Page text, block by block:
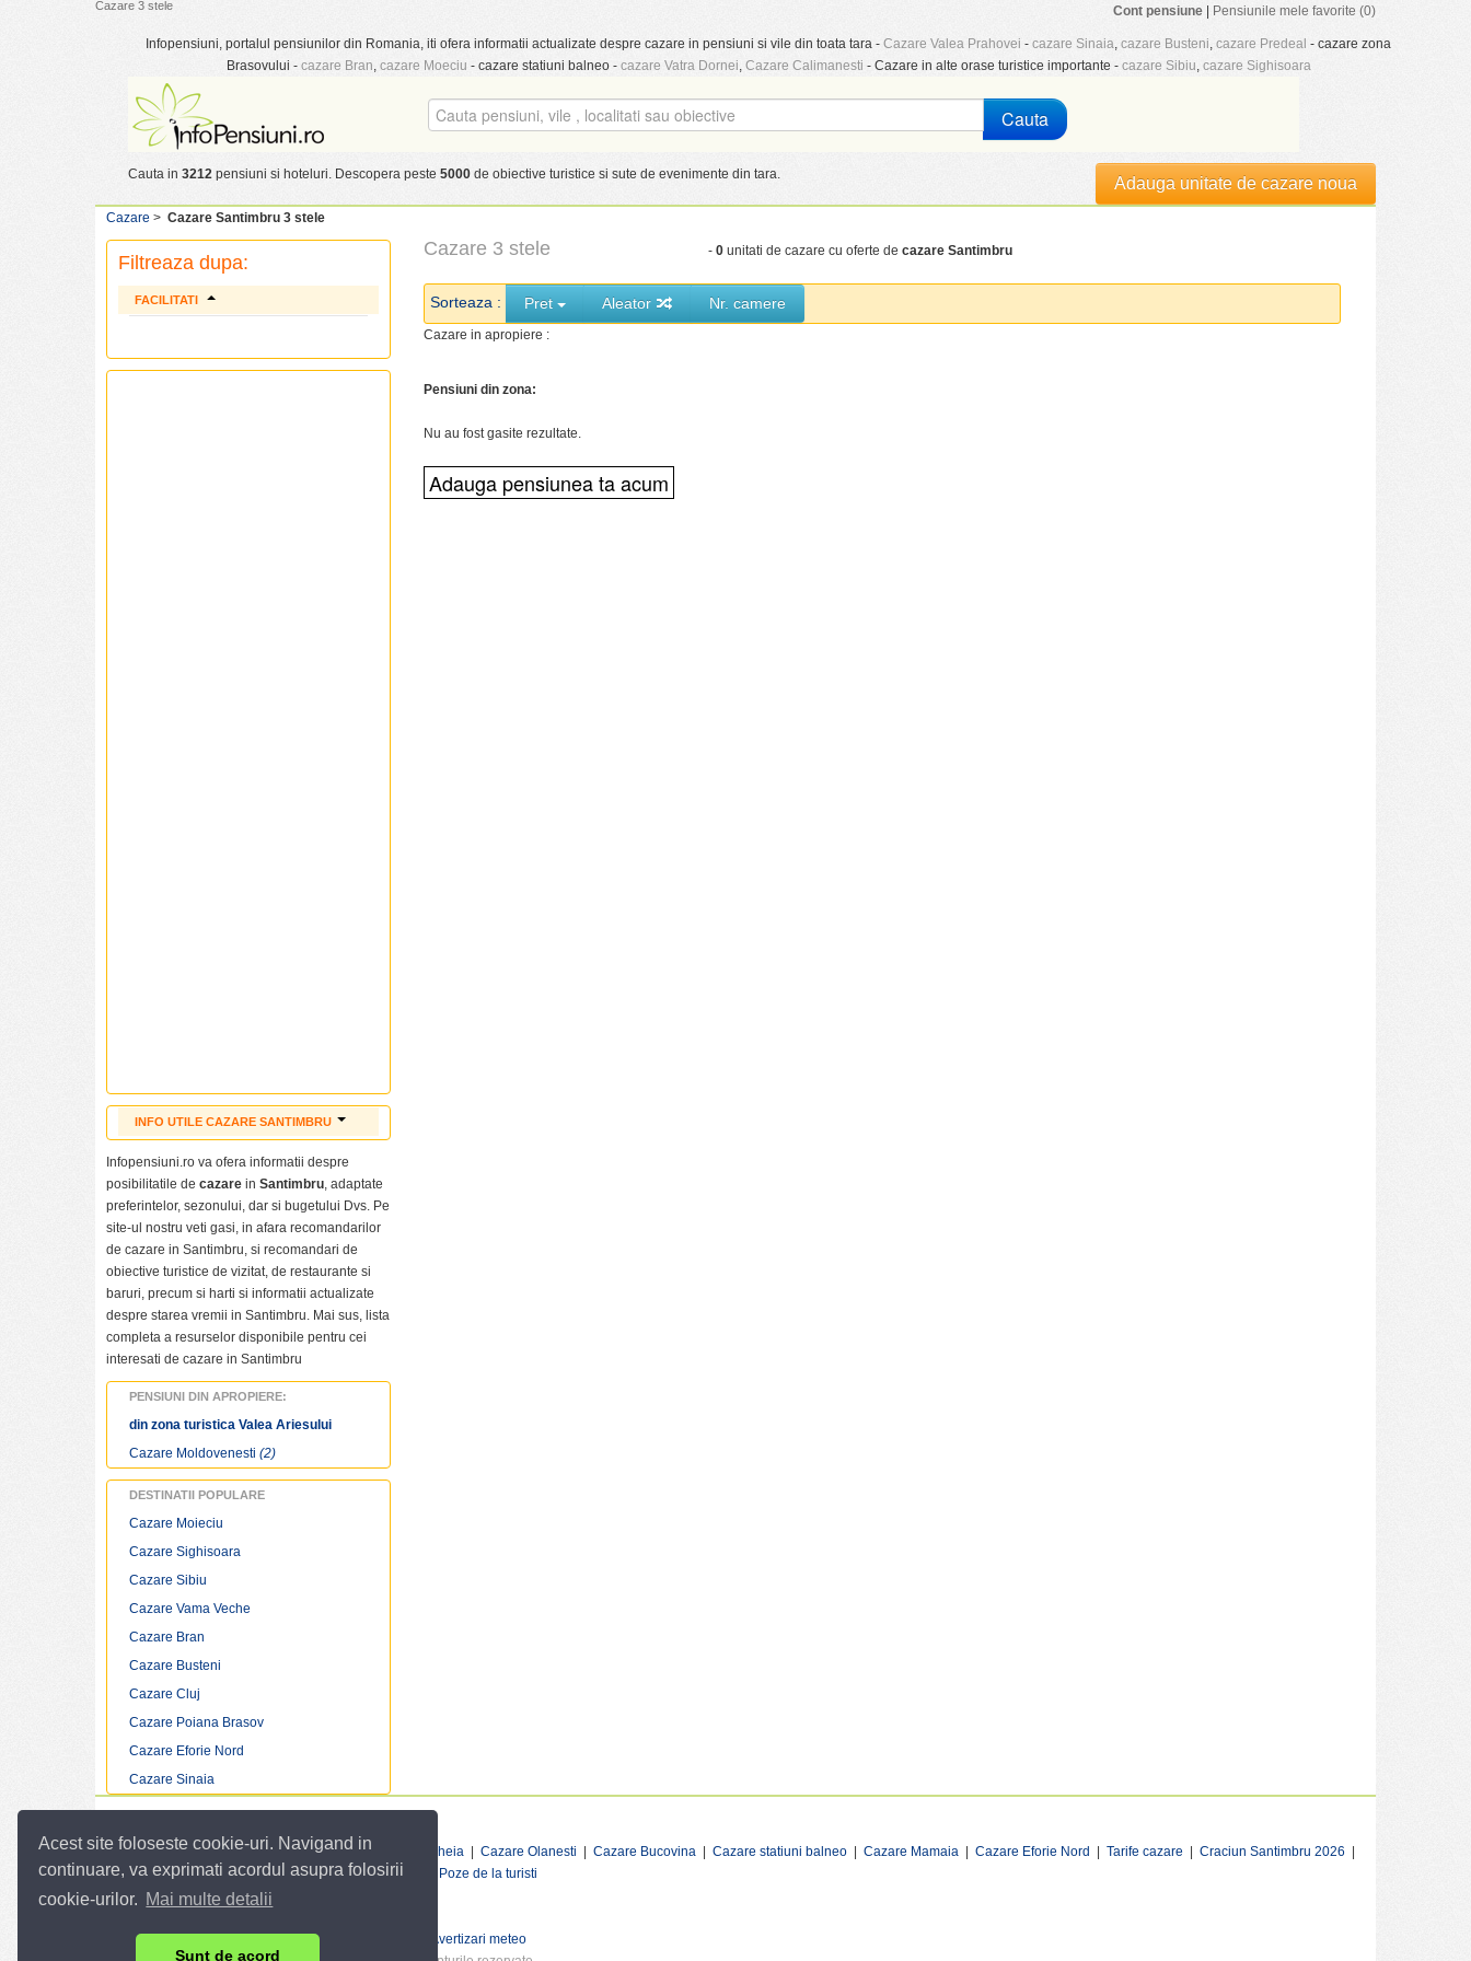
Acest site foloseste cookie-uri. Navigand in
continuare, va exprimati acordul asupra folosirii
cookie-urilor. Mai multe detalii
Sunt de acord
Cazare 3 stele Cont pensiune Pensiunile mele favorite (0)
Infopensiuni, portalul pensiunilor din Romania, iti ofera informatii actualizate despre cazare in pensiuni si vile din toata tara - Cazare Valea Prahovei - cazare Sinaia, cazare Busteni, cazare Predeal - cazare zona
Brasovului - cazare Bran, cazare Moeciu - cazare statiuni balneo - cazare Vatra Dornei, Cazare Calimanesti - Cazare in alte orase turistice importante - cazare Sibiu, cazare Sighisoara
Cauta
Cauta in 3212 pensiuni si hoteluri. Descopera peste 5000 de obiective turistice si sute de evenimente din tara. Adauga unitate de cazare noua
Cazare > Cazare Santimbru 3 stele
Filtreaza dupa:
FACILITATI
INFO UTILE CAZARE SANTIMBRU
Cazare ieftina Santimbru
Cazare Santimbru
Pensiuni ieftine Santimbru
Pensiuni cu piscina Santimbru
Tarife cazare Santimbru
Cazare pensiuni Santimbru
Cazare vile Santimbru
Cazare hoteluri Santimbru
Revelion Santimbru
Craciun Santimbru
Paste Santimbru
InformatiiSantimbru
Obiective turistice Santimbru
Sarbatori traditionale Santimbru
Restaurante si cluburi Santimbru
Harta Santimbru
Vremea Santimbru
Infopensiuni.ro va ofera informatii despre
posibilitatile de cazare in Santimbru, adaptate
preferintelor, sezonului, dar si bugetului Dvs. Pe
site-ul nostru veti gasi, in afara recomandarilor
de cazare in Santimbru, si recomandari de
obiective turistice de vizitat, de restaurante si
baruri, precum si harti si informatii actualizate
despre starea vremii in Santimbru. Mai sus, lista
completa a resurselor disponibile pentru cei
interesati de cazare in Santimbru
PENSIUNI DIN APROPIERE:
din zona turistica Valea Ariesului
Cazare Moldovenesti (2)
DESTINATII POPULARE
Cazare Moieciu
Cazare Sighisoara
Cazare Sibiu
Cazare Vama Veche
Cazare Bran
Cazare Busteni
Cazare Cluj
Cazare Poiana Brasov
Cazare Eforie Nord
Cazare Sinaia
Cazare 3 stele - 0unitati de cazare cu oferte de cazare Santimbru
Sorteaza : Pret Aleator Nr. camere
Cazare in apropiere :
Pensiuni din zona:
Nu au fost gasite rezultate.
Cazare munte|Cazare Azuga|Cazare Iasi| Cazare Cheia Cazare Olanesti Cazare Bucovina Cazare statiuni balneo Cazare Mamaia Cazare Eforie Nord Tarife cazare Craciun Santimbru 2026
Revelion Santimbru 2027|Mersul trenurilor Santimbru Poze de la turisti
Linkuri utile:
Vremea in Romania Situatia drumurilor
Avertizari meteo